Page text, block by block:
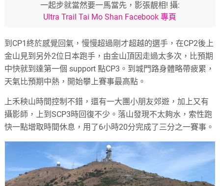
一起步就當然要一馬當先，影張靚相! 攝:
Ultra Trail Tai Mo Shan Facebook 專頁
到CP1終於感覺回氣，慢慢超過剛才超越的選手，在CP2後上
金山見到另外2位日本跑手，由金山頂因走過太多次，比預期
中快就到達第一個 support 點CP3。到城門路身體略帶疲累，
天氣比預期中熱，開始攀上賽事最高點。
上禾秧山時間控制不錯，還有一大團小朋友郊遊，加上又有
攝影師，上到SCP3時回復不少。落山發現不太夠水，索性跑
快一點增取時間休息，用了6小時20分完成了三分之一賽事。